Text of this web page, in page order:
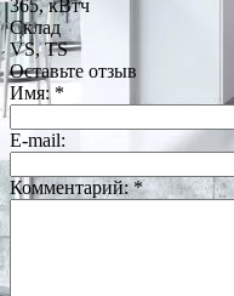
365, кВтч
Склад
VS, TS
Оставьте отзыв
Имя: *
E-mail:
Комментарий:*